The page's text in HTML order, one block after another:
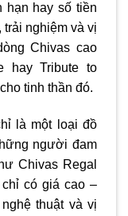
hạn hay số tiền
trải nghiệm và vị
Chivas cao
hay Tribute to
tinh thần đó.
là một loại đồ
người đam
Chivas Regal
có giá cao –
thuật và vị